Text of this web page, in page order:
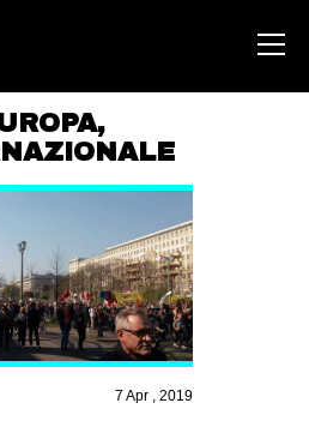
HOME
AREA
FREESTYLE
,
7 Apr , 2019